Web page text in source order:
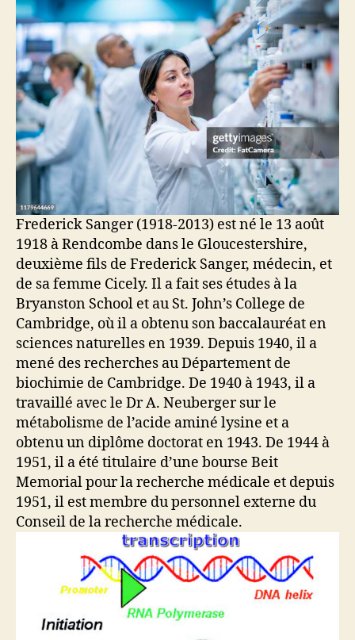
Frederick Sanger (1918-2013) est né le 13 août
1918 à Rendcombe dans le Gloucestershire,
deuxième fils de Frederick Sanger, médecin, et
de sa femme Cicely. Il a fait ses études à la
Bryanston School et au St. John’s College de
Cambridge, où il a obtenu son baccalauréat en
sciences naturelles en 1939. Depuis 1940, il a
mené des recherches au Département de
biochimie de Cambridge. De 1940 à 1943, il a
travaillé avec le Dr A. Neuberger sur le
métabolisme de l’acide aminé lysine et a
obtenu un diplôme doctorat en 1943. De 1944 à
1951, il a été titulaire d’une bourse Beit
Memorial pour la recherche médicale et depuis
1951, il est membre du personnel externe du
Conseil de la recherche médicale.